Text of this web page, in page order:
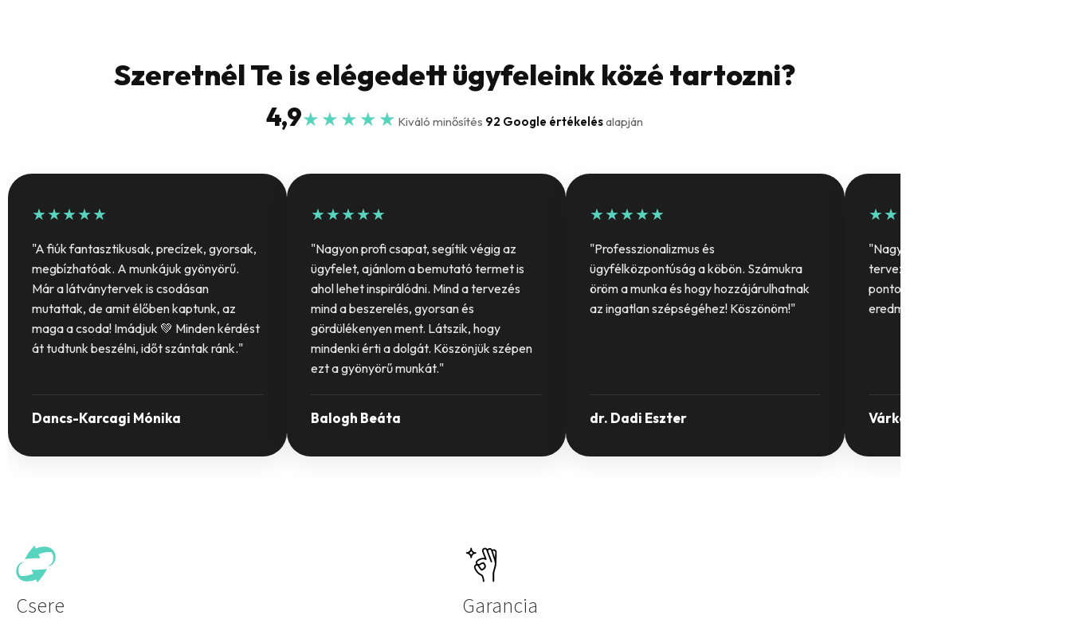
Szeretnél Te is elégedett ügyfeleink közé tartozni?
4,9★★★★★ Kiváló minősítés 92 Google értékelésalapján
★★★★★
"A fiúk fantasztikusak, precízek, gyorsak,
megbízhatóak. A munkájuk gyönyörű.
Már a látványtervek is csodásan
mutattak, de amit élőben kaptunk, az
maga a csoda! Imádjuk 💚 Minden kérdést
át tudtunk beszélni, időt szántak ránk."
Dancs-Karcagi Mónika
★★★★★
"Nagyon profi csapat, segítik végig az
ügyfelet, ajánlom a bemutató termet is
ahol lehet inspirálódni. Mind a tervezés
mind a beszerelés, gyorsan és
gördülékenyen ment. Látszik, hogy
mindenki érti a dolgát. Köszönjük szépen
ezt a gyönyörű munkát."
Balogh Beáta
★★★★★
"Professzionalizmus és
ügyfélközpontúság a köbön. Számukra
öröm a munka és hogy hozzájárulhatnak
az ingatlan szépségéhez! Köszönöm!"
dr. Dadi Eszter
★★★★★
"Nagyon sok segítséget kaptunk a
tervezés során. Köszönjük a precíz,
pontos munkát, lenyűgöző lett az
eredmény!"
Várkondi László
Csere Garancia